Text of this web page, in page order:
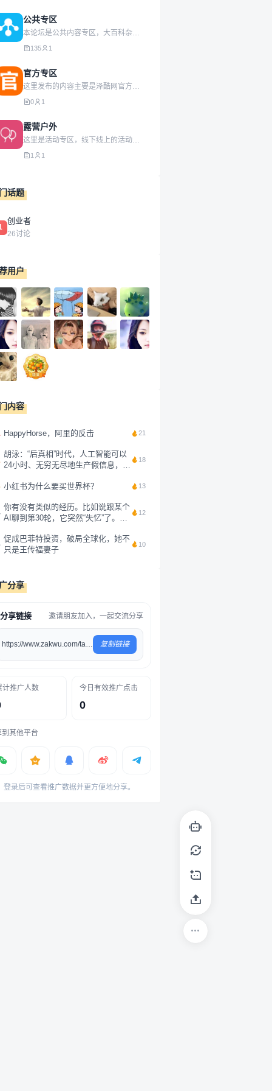
公共专区
本论坛是公共内容专区，大百科杂货铺，总有你喜欢的！
135 1
官方专区
这里发布的内容主要是泽酷网官方动态信息，具有权威性！真实性！
0 1
露营户外
这里是活动专区，线下线上的活动都可以发起，欢迎大家踊跃参加！
1 1
话题
创业者
26讨论
用户
内容
HappyHorse，阿里的反击 21
胡泳：“后真相”时代，人工智能可以
24小时、无穷无尽地生产假信息，鉴
息的真假，不如换一个原则。我的抖
免费资源，而是人类最后的抵抗。”
我觉...
18
小红书为什么要买世界杯？ 13
你有没有类似的经历。比如说跟某个
AI聊到第30轮，它突然“失忆”了。你
干二净。你用Claude写了一下午代
码，第二天重新打开，它对昨天的任
12
促成巴菲特投资，破局全球化，她不
只是王传福妻子
10
分享
分享链接 邀请朋友加入，一起交流分享
https://www.zakwu.com/tag/117 复制链接
计推广人数 今日有效推广点击
0
到其他平台
登录后可查看推广数据并更方便地分享。